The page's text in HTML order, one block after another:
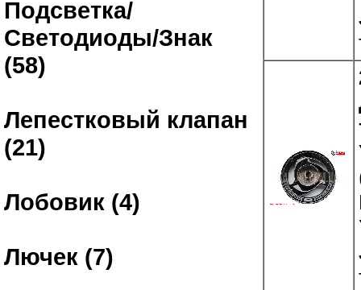
Подсветка/
Светодиоды/Знак
(58)
Лепестковый клапан
(21)
Лобовик (4)
Лючек (7)